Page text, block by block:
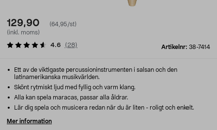
129,90
(64,95/st)
(inkl. moms)
Artikelnr: 38-7414
4.6 ( 28)
Ett av de viktigaste percussioninstrumenten i salsan och den
latinamerikanska musikvärlden.
Skönt rytmiskt ljud med fyllig och varm klang.
Alla kan spela maracas, passar alla åldrar.
Lär dig spela och musicera redan när du är liten - roligt och enkelt.
Mer information